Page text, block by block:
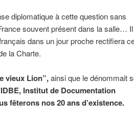
diplomatique à cette question sans
souvent présent dans la salle… Il
dans un jour proche rectifiera
la Charte.
vieux Lion”,ainsi que le dénommait
Institut de Documentation
fêterons nos 20 ans d’existence.